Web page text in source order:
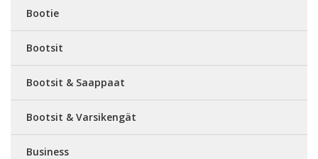
Bootie
Bootsit
Bootsit & Saappaat
Bootsit & Varsikengät
Business